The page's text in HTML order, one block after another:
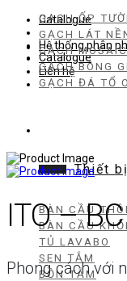
Catalogue
Hệ thống phân
Liên hệ
Catalogue
GẠCH ỐP
GẠCH LÁT
GẠCH MOSAIC
GẠCH BÔNG
GẠCH ĐÁ TỔ
Thiết
BÀN CẦU
BÀN CẦU
TỦ LAVABO
SEN TẮM
BỒN TẮM
ITO –
Phong cách với